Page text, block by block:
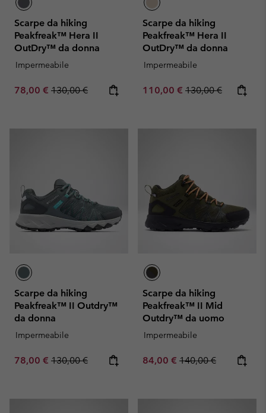
Scarpe da hiking
Peakfreak™ Hera II
OutDry™ da donna
Impermeabile
Sale price:
78,00 € Regular price:
130,00 €
Scarpe da hiking
Peakfreak™ Hera II
OutDry™ da donna
Impermeabile
Sale price:
110,00 € Regular price:
130,00 €
Scarpe da hiking
Peakfreak™ II Outdry™
da donna
Impermeabile
Sale price:
78,00 € Regular price:
130,00 €
Scarpe da hiking
Peakfreak™ II Mid
Outdry™ da uomo
Impermeabile
Sale price:
84,00 € Regular price:
140,00 €